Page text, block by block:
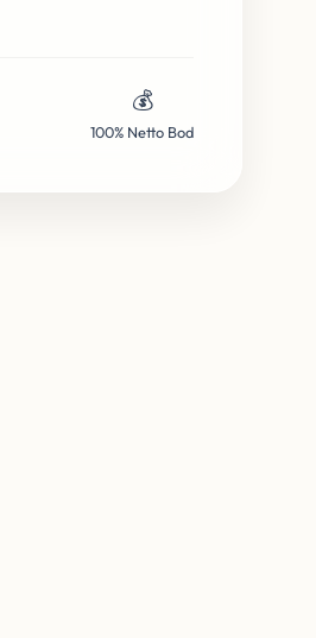
💰
100% Netto Bod